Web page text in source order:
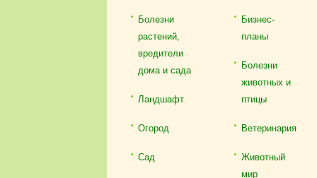
Болезни
растений,
вредители
дома и сада
Ландшафт
Огород
Сад
Бизнес-
планы
Болезни
животных и
птицы
Ветеринария
Животный
мир